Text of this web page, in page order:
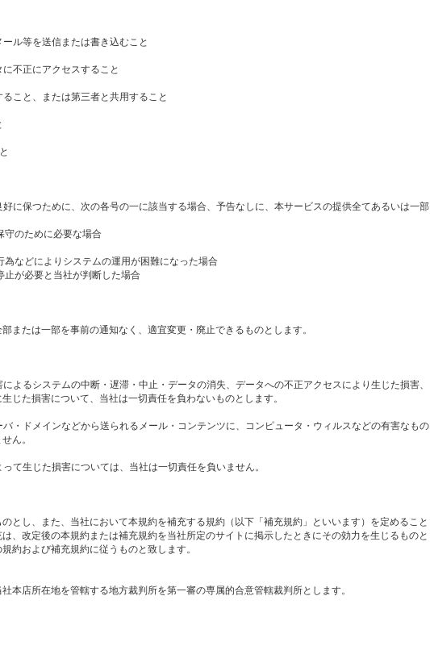
ル等を送信または書き込むこと
不正にアクセスすること
こと、または第三者と共用すること
に保つために、次の各号の一に該当する場合、予告なしに、本サービスの提供全てあるいは一部
のために必要な場合
などによりシステムの運用が困難になった場合
が必要と当社が判断した場合
または一部を事前の通知なく、適宜変更・廃止できるものとします。
よるシステムの中断・遅滞・中止・データの消失、データへの不正アクセスにより生じた損害、
じた損害について、当社は一切責任を負わないものとします。
・ドメインなどから送られるメール・コンテンツに、コンピュータ・ウィルスなどの有害なもの
ん。
て生じた損害については、当社は一切責任を負いません。
とし、また、当社において本規約を補充する規約（以下「補充規約」といいます）を定めること
、改定後の本規約または補充規約を当社所定のサイトに掲示したときにその効力を生じるものと
約および補充規約に従うものと致します。
本店所在地を管轄する地方裁判所を第一審の専属的合意管轄裁判所とします。